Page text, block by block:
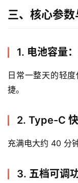
三、核心参
1. 电池容量
日常一整天的轻
捷。
2. Type-C
充满电大约 40 分
3. 五档可调